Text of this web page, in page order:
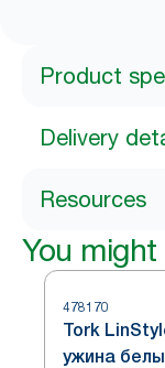
Product
Delivery
Resources
You
478170
Tork
ужина